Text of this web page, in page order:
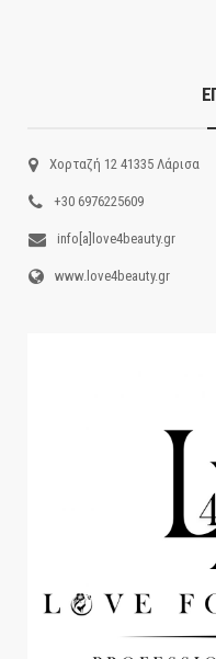
Χορταζή 12 41335 Λάρισα
+30 6976225609
info[a]love4beauty.gr
www.love4beauty.gr